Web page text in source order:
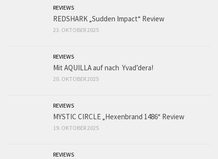
REVIEWS
REDSHARK „Sudden Impact“ Review
23. OKTOBER 2025
REVIEWS
Mit AQUILLA auf nach Yvad’dera!
20. OKTOBER 2025
REVIEWS
MYSTIC CIRCLE „Hexenbrand 1486“ Review
19. OKTOBER 2025
REVIEWS